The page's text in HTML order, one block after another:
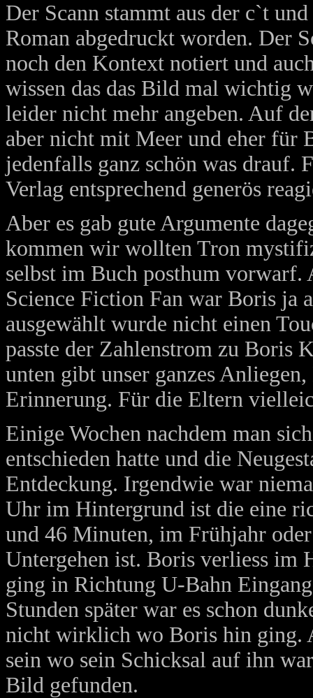
Der Scann stammt aus der c`t
Roman abgedruckt worden. Der
noch den Kontext notiert und
wissen das das Bild mal wichtig
leider nicht mehr angeben. Auf
aber nicht mit Meer und eher für
jedenfalls ganz schön was drauf.
Verlag entsprechend generös
Aber es gab gute Argumente
kommen wir wollten Tron
selbst im Buch posthum
Science Fiction Fan war Boris ja
ausgewählt wurde nicht einen
passte der Zahlenstrom zu Boris
unten gibt unser ganzes
Erinnerung. Für die Eltern
Einige Wochen nachdem man
entschieden hatte und die
Entdeckung. Irgendwie war
Uhr im Hintergrund ist die eine
und 46 Minuten, im Frühjahr
Untergehen ist. Boris verliess im
ging in Richtung U-Bahn
Stunden später war es schon
nicht wirklich wo Boris hin ging.
sein wo sein Schicksal auf ihn
Bild gefunden.